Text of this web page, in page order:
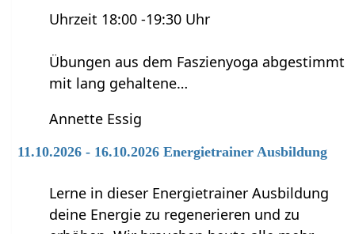
Uhrzeit 18:00 -19:30 Uhr
Übungen aus dem Faszienyoga abgestimmt
mit lang gehaltene…
Annette Essig
11.10.2026 - 16.10.2026 Energietrainer Ausbildung
Lerne in dieser Energietrainer Ausbildung
deine Energie zu regenerieren und zu